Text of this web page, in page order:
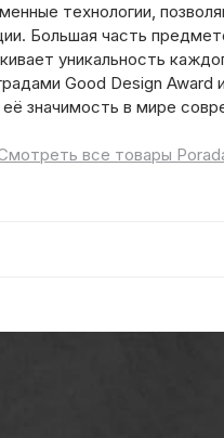
технологии,
Большая часть
уникальность
Good Design Award
значимость в мире
все товары